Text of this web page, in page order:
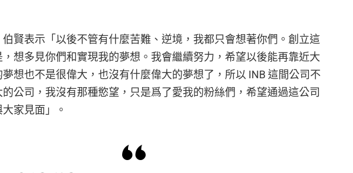
賢表示「以後不管有什麼苦難、逆境，我都只會想著你們。創立這
想多見你們和實現我的夢想。我會繼續努力，希望以後能再靠近大
想也不是很偉大，也沒有什麼偉大的夢想了，所以 INB 這間公司不
公司，我沒有那種慾望，只是爲了愛我的粉絲們，希望通過這公司
家見面」。